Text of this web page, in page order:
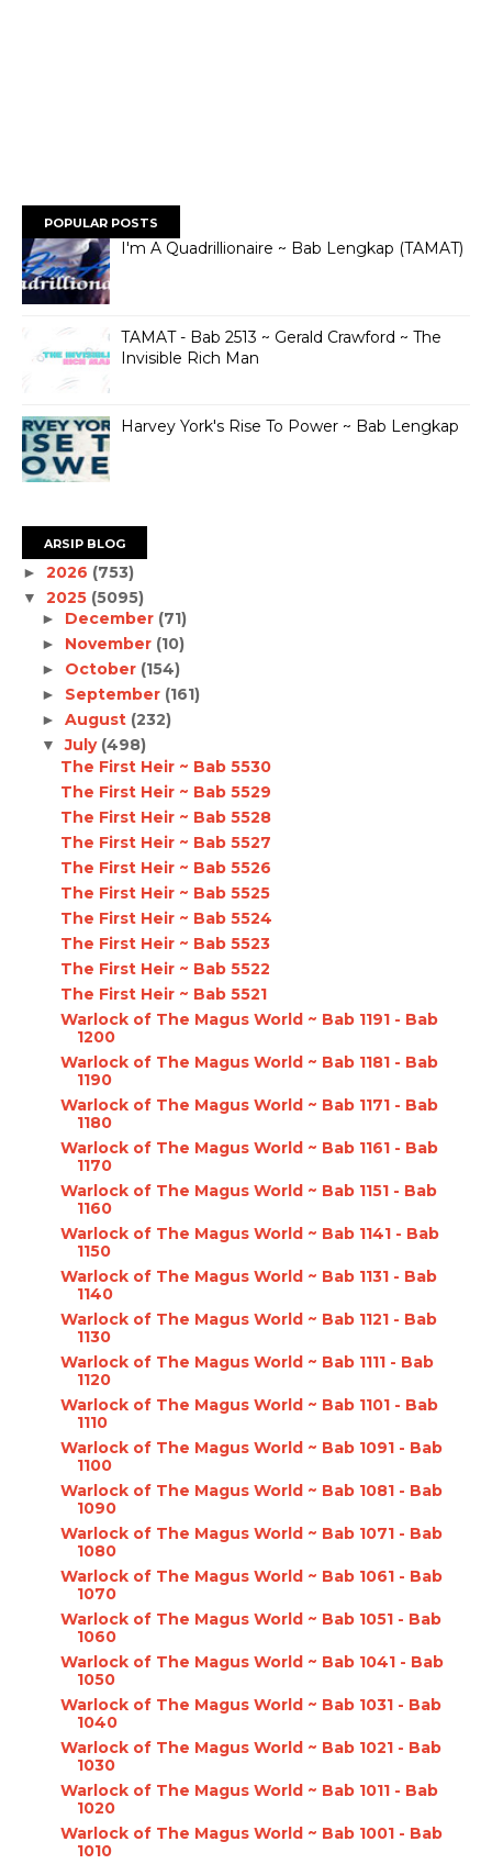
POPULAR POSTS
I'm A Quadrillionaire ~ Bab Lengkap (TAMAT)
TAMAT - Bab 2513 ~ Gerald Crawford ~ The
Invisible Rich Man
Harvey York's Rise To Power ~ Bab Lengkap
ARSIP BLOG
► 2026 (753)
▼ 2025 (5095)
► December (71)
► November (10)
► October (154)
► September (161)
► August (232)
▼July (498)
The First Heir ~ Bab 5530
The First Heir ~ Bab 5529
The First Heir ~ Bab 5528
The First Heir ~ Bab 5527
The First Heir ~ Bab 5526
The First Heir ~ Bab 5525
The First Heir ~ Bab 5524
The First Heir ~ Bab 5523
The First Heir ~ Bab 5522
The First Heir ~ Bab 5521
Warlock of The Magus World ~ Bab 1191 - Bab
1200
Warlock of The Magus World ~ Bab 1181 - Bab
1190
Warlock of The Magus World ~ Bab 1171 - Bab
1180
Warlock of The Magus World ~ Bab 1161 - Bab
1170
Warlock of The Magus World ~ Bab 1151 - Bab
1160
Warlock of The Magus World ~ Bab 1141 - Bab
1150
Warlock of The Magus World ~ Bab 1131 - Bab
1140
Warlock of The Magus World ~ Bab 1121 - Bab
1130
Warlock of The Magus World ~ Bab 1111 - Bab
1120
Warlock of The Magus World ~ Bab 1101 - Bab
1110
Warlock of The Magus World ~ Bab 1091 - Bab
1100
Warlock of The Magus World ~ Bab 1081 - Bab
1090
Warlock of The Magus World ~ Bab 1071 - Bab
1080
Warlock of The Magus World ~ Bab 1061 - Bab
1070
Warlock of The Magus World ~ Bab 1051 - Bab
1060
Warlock of The Magus World ~ Bab 1041 - Bab
1050
Warlock of The Magus World ~ Bab 1031 - Bab
1040
Warlock of The Magus World ~ Bab 1021 - Bab
1030
Warlock of The Magus World ~ Bab 1011 - Bab
1020
Warlock of The Magus World ~ Bab 1001 - Bab
1010